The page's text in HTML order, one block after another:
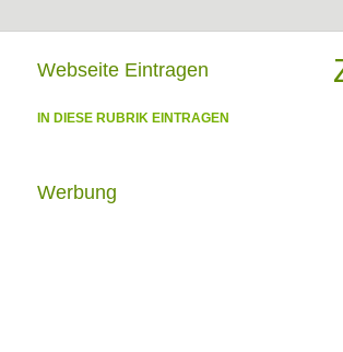
Webseite Eintragen
IN DIESE RUBRIK EINTRAGEN
Werbung